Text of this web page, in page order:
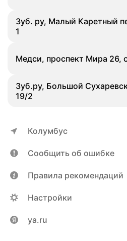
Зуб. ру, Малый Каретный
1
Медси, проспект Мира 26,
Зуб.ру, Большой
19/2
Колумбус
Сообщить об ошибке
Правила рекомендаций
Настройки
ya.ru